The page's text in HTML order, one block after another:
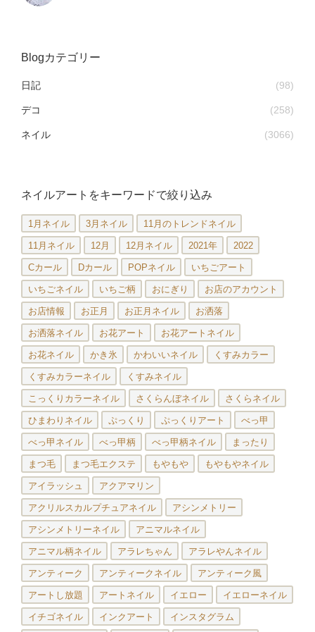
Blogカテゴリー
日記 (98)
デコ (258)
ネイル (3066)
ネイルアートをキーワードで絞り込み
1月ネイル 3月ネイル 11月のトレンドネイル
11月ネイル 12月 12月ネイル 2021年 2022
Cカール Dカール POPネイル いちごアート
いちごネイル いちご柄 おにぎり お店のアカウント
お店情報 お正月 お正月ネイル お洒落
お洒落ネイル お花アート お花アートネイル
お花ネイル かき氷 かわいいネイル くすみカラー
くすみカラーネイル くすみネイル
こっくりカラーネイル さくらんぼネイル さくらネイル
ひまわりネイル ぷっくり ぷっくりアート べっ甲
べっ甲ネイル べっ甲柄 べっ甲柄ネイル まったり
まつ毛 まつ毛エクステ もやもや もやもやネイル
アイラッシュ アクアマリン
アクリルスカルプチュアネイル アシンメトリー
アシンメトリーネイル アニマルネイル
アニマル柄ネイル アラレちゃん アラレやんネイル
アンティーク アンティークネイル アンティーク風
アートし放題 アートネイル イエロー イエローネイル
イチゴネイル インクアート インスタグラム